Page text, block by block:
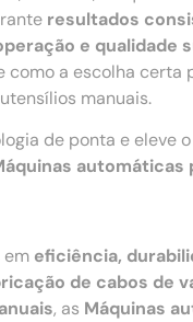
resultados
e qualidade
como a escolha certa
manuais.
de ponta e eleve
automáticas
em eficiência,
de cabos de
, as Máquinas